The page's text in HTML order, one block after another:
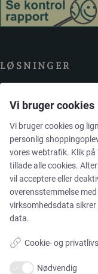
LØSNINGER
Brands
Cases
Produkter
Services
Vi bruger cookies
Vi bruger cookies og
personlig
vores webtrafik. Klik på
tillade alle cookies.
vil acceptere eller
overensstemmelse
virksomhedsdata
data.
Cookie- og
Nødvendig